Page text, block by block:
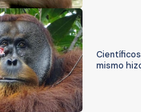
mismo